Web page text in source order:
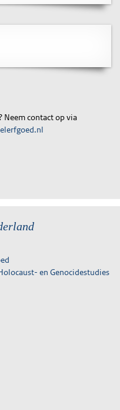
Neem contact op via
en Genocidestudies